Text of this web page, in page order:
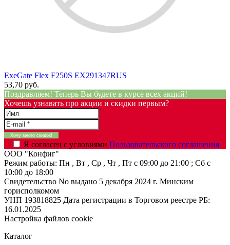
ExeGate Flex F250S EX291347RUS
53,70 руб.
Поздравляем! Теперь Вы будете в курсе всех акций!
Хочешь узнавать про акции и скидки первым?
Я согласен с условиями Пользовательского соглашения
ООО "Конфиг"
Режим работы: Пн , Вт , Ср , Чт , Пт c 09:00 до 21:00 ; Сб c
10:00 до 18:00
Свидетельство No выдано 5 декабря 2024 г. Минским
горисполкомом
УНП 193818825 Дата регистрации в Торговом реестре РБ:
16.01.2025
Настройка файлов cookie
Каталог